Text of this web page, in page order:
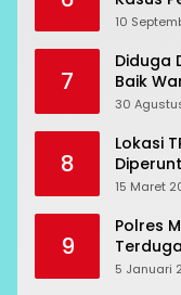
10
7
Diduga
Baik
Oknum
30
8
Lokasi
15 Maret
9
Polres
RCP
5 Januari